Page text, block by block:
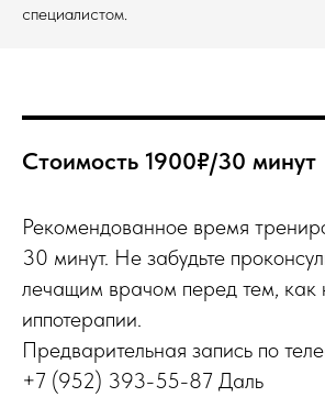
специалистом.
Стоимость 1900₽/30 минут
Рекомендованное время
30 минут. Не забудьте
лечащим врачом перед тем, как
иппотерапии.
Предварительная запись по
+7 (952) 393-55-87 Даль